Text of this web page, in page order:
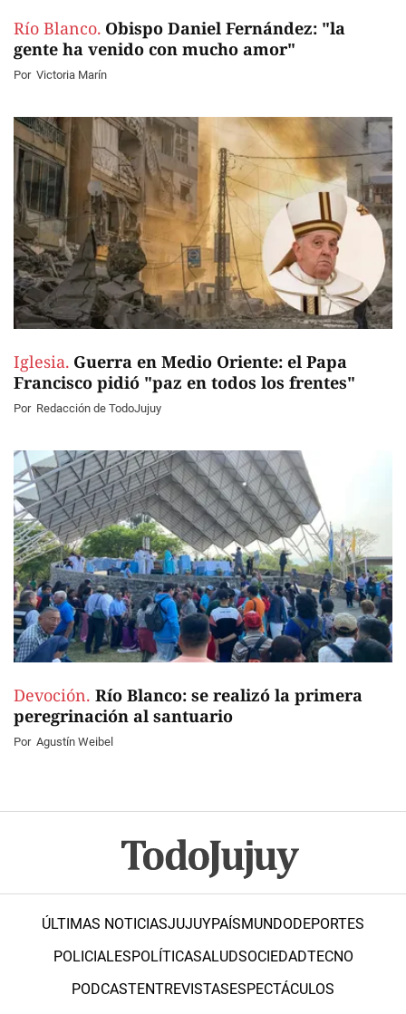
Río Blanco. Obispo Daniel Fernández: "la
gente ha venido con mucho amor"
Por Victoria Marín
Iglesia. Guerra en Medio Oriente: el Papa
Francisco pidió "paz en todos los frentes"
Por Redacción de TodoJujuy
Devoción. Río Blanco: se realizó la primera
peregrinación al santuario
Por Agustín Weibel
ÚLTIMAS NOTICIASJUJUYPAÍSMUNDODEPORTES
POLICIALESPOLÍTICASALUDSOCIEDADTECNO
PODCASTENTREVISTASESPECTÁCULOS